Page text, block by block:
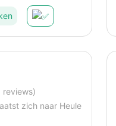
reviews)
zich naar Heule